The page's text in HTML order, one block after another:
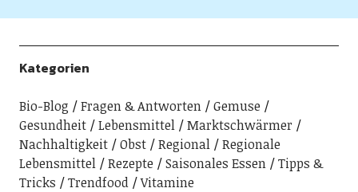
Kategorien
Bio-Blog Fragen & Antworten
Gemuse
Gesundheit
Lebensmittel
Marktschwärmer
Nachhaltigkeit
Obst Regional
Regionale
Lebensmittel
Rezepte Saisonales Essen
Tipps &
Tricks
Trendfood Vitamine